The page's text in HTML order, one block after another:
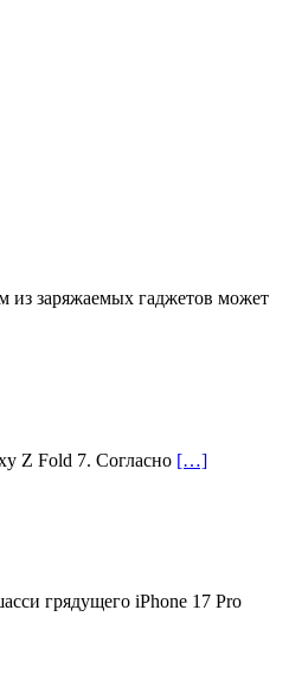
из заряжаемых гаджетов может
Z Fold 7. Согласно […]
грядущего iPhone 17 Pro